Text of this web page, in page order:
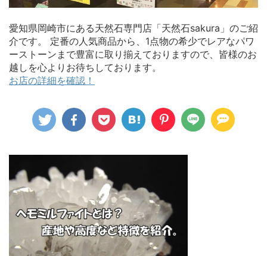
愛知県岡崎市にある天然石専門店「天然石sakura」のご紹
介です。 定番の人気商品から、1点物の希少でレアなパワ
ーストーンまで豊富に取り揃えておりますので、皆様のお
越しを心よりお待ちしております。
お店の詳細を確認！